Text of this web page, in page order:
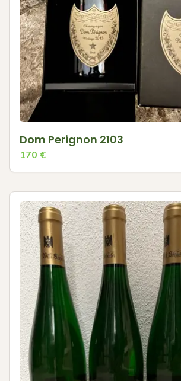
Dom Perignon 2103
170 €